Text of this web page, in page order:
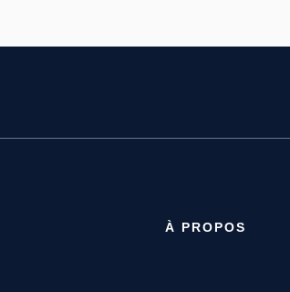
À PROPOS